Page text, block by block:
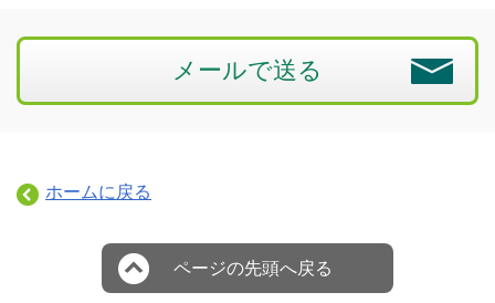
メールで送る
ホームに戻る
ページの先頭へ戻る